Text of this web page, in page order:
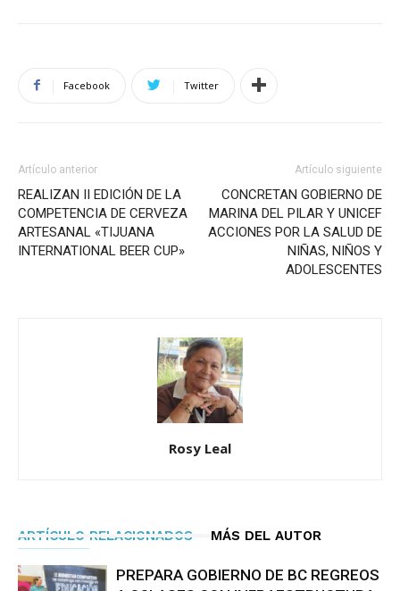
Facebook Twitter
Artículo anterior
REALIZAN II EDICIÓN DE LA
COMPETENCIA DE CERVEZA
ARTESANAL «TIJUANA
INTERNATIONAL BEER CUP»
Artículo siguiente
CONCRETAN GOBIERNO DE
MARINA DEL PILAR Y UNICEF
ACCIONES POR LA SALUD DE
NIÑAS, NIÑOS Y
ADOLESCENTES
Rosy Leal
ARTÍCULO RELACIONADOS MÁS DEL AUTOR
PREPARA GOBIERNO DE BC REGREOS